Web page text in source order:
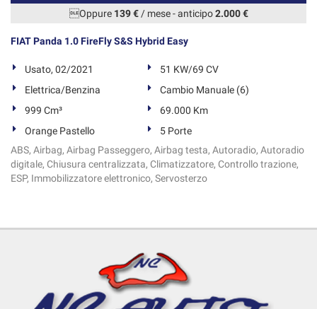
Oppure 139 €/ mese-anticipo2.000 €
FIAT Panda 1.0 FireFly S&S Hybrid Easy
Usato, 02/2021
51 KW/69 CV
Elettrica/Benzina
Cambio Manuale (6)
999 Cm³
69.000 Km
Orange Pastello
5 Porte
ABS, Airbag, Airbag Passeggero, Airbag testa, Autoradio, Autoradio
digitale, Chiusura centralizzata, Climatizzatore, Controllo trazione,
ESP, Immobilizzatore elettronico, Servosterzo